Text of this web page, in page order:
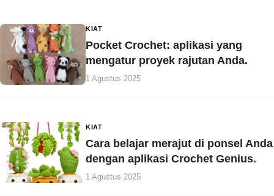
KIAT
Pocket Crochet: aplikasi yang
mengatur proyek rajutan Anda.
1 Agustus 2025
KIAT
Cara belajar merajut di ponsel Anda
dengan aplikasi Crochet Genius.
1 Agustus 2025